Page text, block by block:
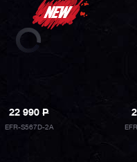
22 990P
EFR-S567D-2A